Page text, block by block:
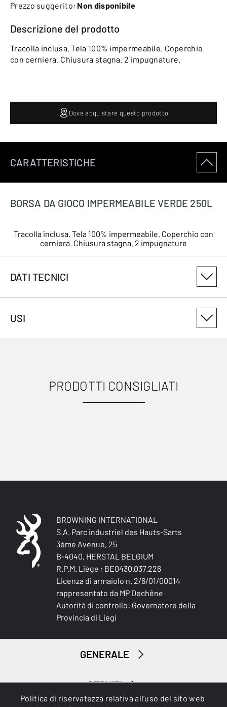
Politica di riservatezza relativa all’uso del sito web
Prezzo suggerito: Non disponibile
Descrizione del prodotto
Tracolla inclusa. Tela 100% impermeabile. Coperchio
con cerniera. Chiusura stagna. 2 impugnature.
Dove acquistare questo prodotto
CARATTERISTICHE
BORSA DA GIOCO IMPERMEABILE VERDE 250L
Tracolla inclusa. Tela 100% impermeabile. Coperchio con
cerniera. Chiusura stagna. 2 impugnature
DATI TECNICI
1211089802
USI
USI
Piccola selvaggina
PRODOTTI CONSIGLIATI
BROWNING INTERNATIONAL
S.A. Parc industriel des Hauts-Sarts
3ème Avenue, 25
B-4040, HERSTAL BELGIUM
R.P.M. Liège : BE0430.037.226
Licenza di armaiolo n. 2/6/01/00014
rappresentato da MP Dechêne
Autorità di controllo: Governatore della
Provincia di Liegi
GENERALE
SERVIZI